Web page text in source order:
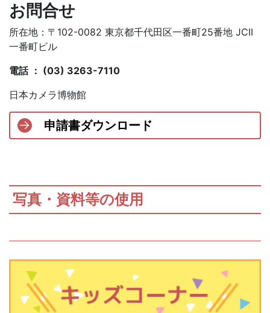
お問合せ
所在地：〒102-0082 東京都千代田区一番町25番地 JCII
一番町ビル
電話 ： (03) 3263-7110
日本カメラ博物館
申請書ダウンロード
写真・資料等の使用